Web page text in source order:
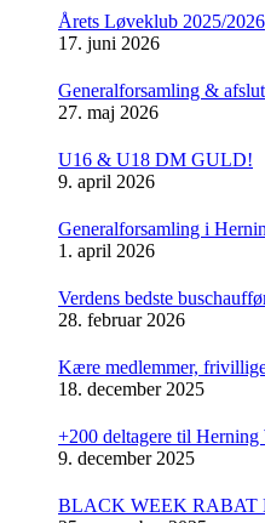
Årets Løveklub 2025/2026
17. juni 2026
Generalforsamling &
27. maj 2026
U16 & U18 DM GULD!
9. april 2026
Generalforsamling i
1. april 2026
Verdens bedste
28. februar 2026
Kære medlemmer,
18. december 2025
+200 deltagere til
9. december 2025
BLACK WEEK RABAT